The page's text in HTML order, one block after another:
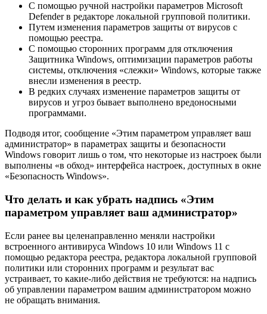
С помощью ручной настройки параметров Microsoft
Defender в редакторе локальной групповой политики.
Путем изменения параметров защиты от вирусов с
помощью реестра.
С помощью сторонних программ для отключения
Защитника Windows, оптимизации параметров работы
системы, отключения «слежки» Windows, которые также
внесли изменения в реестр.
В редких случаях изменение параметров защиты от
вирусов и угроз бывает выполнено вредоносными
программами.
Подводя итог, сообщение «Этим параметром управляет ваш
администратор» в параметрах защиты и безопасности
Windows говорит лишь о том, что некоторые из настроек были
выполнены «в обход» интерфейса настроек, доступных в окне
«Безопасность Windows».
Что делать и как убрать надпись «Этим
параметром управляет ваш администратор»
Если ранее вы целенаправленно меняли настройки
встроенного антивируса Windows 10 или Windows 11 с
помощью редактора реестра, редактора локальной групповой
политики или сторонних программ и результат вас
устраивает, то какие-либо действия не требуются: на надпись
об управлении параметром вашим администратором можно
не обращать внимания.